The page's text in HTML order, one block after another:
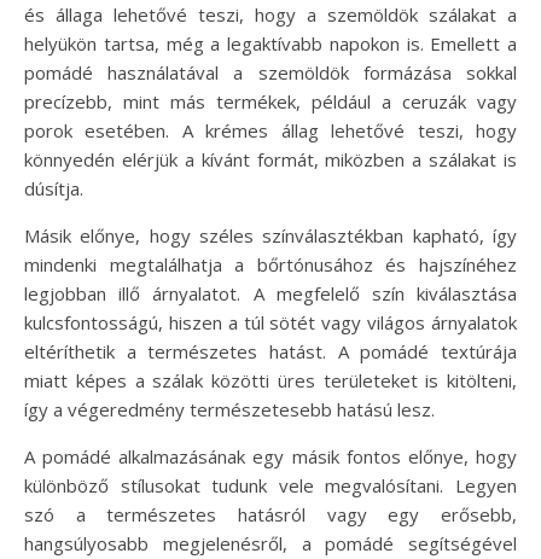
és állaga lehetővé teszi, hogy a szemöldök szálakat a
helyükön tartsa, még a legaktívabb napokon is. Emellett a
pomádé használatával a szemöldök formázása sokkal
precízebb, mint más termékek, például a ceruzák vagy
porok esetében. A krémes állag lehetővé teszi, hogy
könnyedén elérjük a kívánt formát, miközben a szálakat is
dúsítja.
Másik előnye, hogy széles színválasztékban kapható, így
mindenki megtalálhatja a bőrtónusához és hajszínéhez
legjobban illő árnyalatot. A megfelelő szín kiválasztása
kulcsfontosságú, hiszen a túl sötét vagy világos árnyalatok
eltéríthetik a természetes hatást. A pomádé textúrája
miatt képes a szálak közötti üres területeket is kitölteni,
így a végeredmény természetesebb hatású lesz.
A pomádé alkalmazásának egy másik fontos előnye, hogy
különböző stílusokat tudunk vele megvalósítani. Legyen
szó a természetes hatásról vagy egy erősebb,
hangsúlyosabb megjelenésről, a pomádé segítségével